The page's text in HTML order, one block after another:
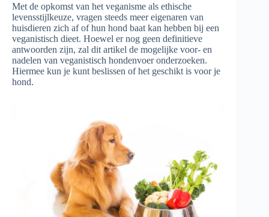
Met de opkomst van het veganisme als ethische
levensstijlkeuze, vragen steeds meer eigenaren van
huisdieren zich af of hun hond baat kan hebben bij een
veganistisch dieet. Hoewel er nog geen definitieve
antwoorden zijn, zal dit artikel de mogelijke voor- en
nadelen van veganistisch hondenvoer onderzoeken.
Hiermee kun je kunt beslissen of het geschikt is voor je
hond.